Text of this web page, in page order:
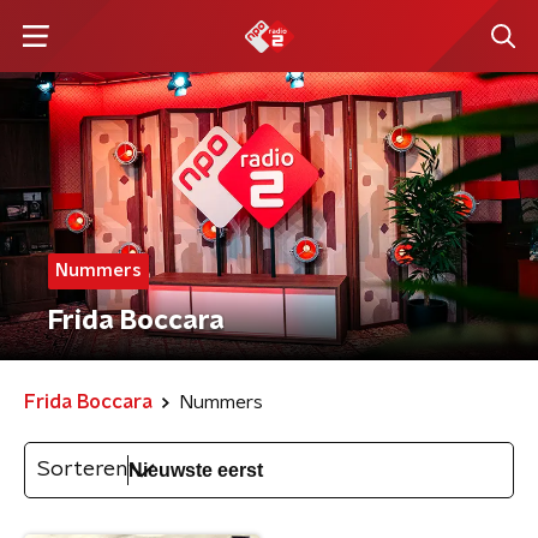
Nummers
Frida Boccara
Frida Boccara Nummers
Sorteren